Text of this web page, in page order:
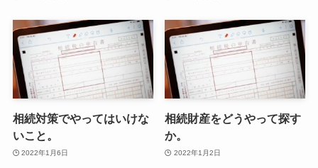
相続対策でやってはいけな
いこと。
2022年1月6日
相続財産をどうやって探す
か。
2022年1月2日